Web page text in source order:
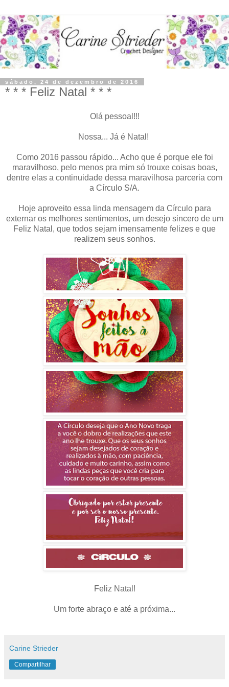
sábado, 24 de dezembro de 2016
* * * Feliz Natal * * *
Olá pessoal!!!
Nossa... Já é Natal!
Como 2016 passou rápido... Acho que é porque ele foi
maravilhoso, pelo menos pra mim só trouxe coisas boas,
dentre elas a continuidade dessa maravilhosa parceria com
a Círculo S/A.
Hoje aproveito essa linda mensagem da Círculo para
externar os melhores sentimentos, um desejo sincero de um
Feliz Natal, que todos sejam imensamente felizes e que
realizem seus sonhos.
Feliz Natal!
Um forte abraço e até a próxima...
Carine Strieder
Compartilhar